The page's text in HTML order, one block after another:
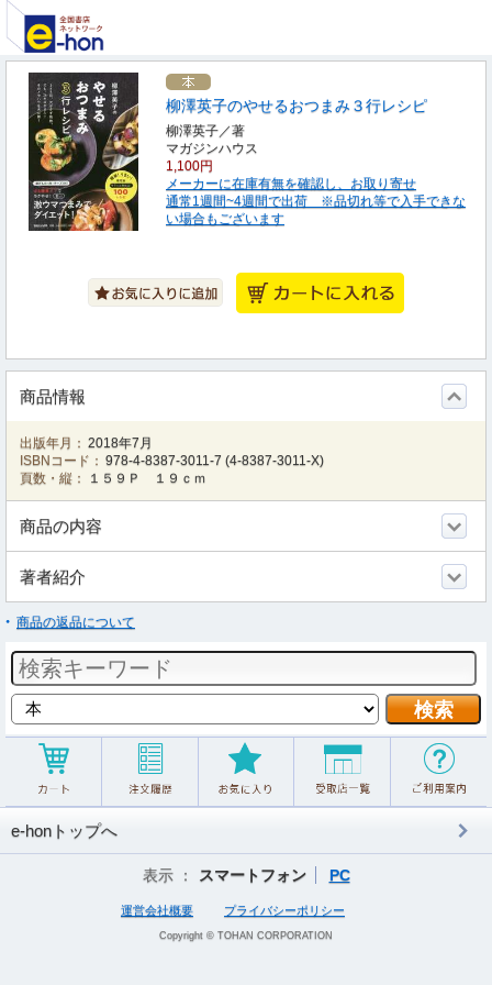
柳澤英子のやせるおつまみ３行レシピ
柳澤英子／著
マガジンハウス
1,100円
メーカーに在庫有無を確認し、お取り寄せ
通常1週間~4週間で出荷 ※品切れ等で入手できな
い場合もございます
商品情報
出版年月： 2018年7月
ISBNコード： 978-4-8387-3011-7 (4-8387-3011-X)
頁数・縦：
１５９Ｐ １９ｃｍ
商品の内容
著者紹介
商品の返品について
e-honトップへ
表示 ： スマートフォン PC
運営会社概要 プライバシーポリシー
Copyright © TOHAN CORPORATION